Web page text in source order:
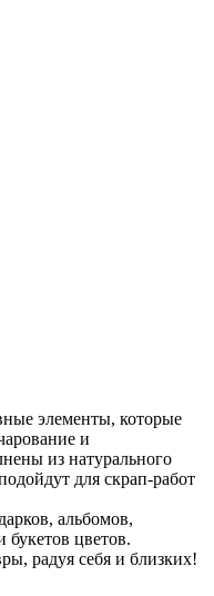
элементы, которые
и
из натурального
для скрап-работ
альбомов,
букетов цветов.
радуя себя и близких!